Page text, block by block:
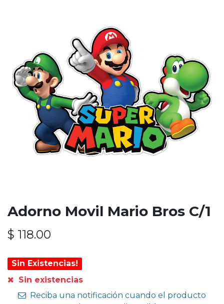
Adorno Movil Mario Bros C/1
$ 118.00
Sin Existencias!
Sin existencias
Reciba una notificación cuando el producto